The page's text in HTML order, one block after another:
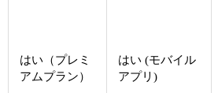
はい（プレミ
アムプラン）
はい (モバイル
アプリ)